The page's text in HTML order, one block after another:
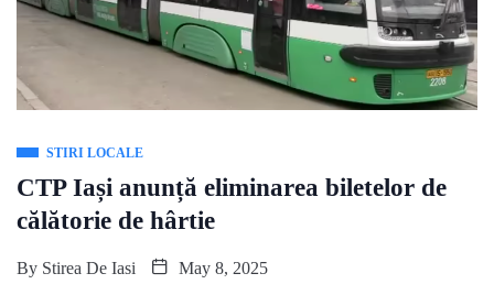
STIRI LOCALE
CTP Iași anunță eliminarea biletelor de
călătorie de hârtie
By Stirea De Iasi May 8, 2025